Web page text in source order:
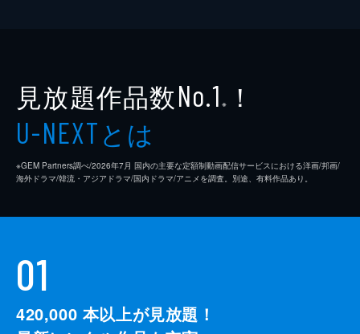
見放題作品数No.1 ※ ！
U-NEXTとは
※GEM Partners調べ/2026年7⽉ 国内の主要な定額制動画配信サービスにおける洋画/邦画/
海外ドラマ/韓流・アジアドラマ/国内ドラマ/アニメを調査。別途、有料作品あり。
01
420,000 本以上が見放題！